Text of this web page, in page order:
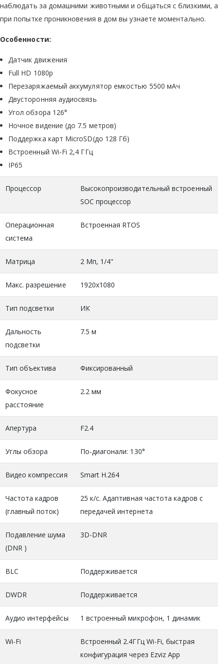
наблюдать за домашними животными и общаться с близкими, а
при попытке проникновения в дом вы узнаете моментально.
Особенности:
Датчик движения
Full HD 1080p
Перезаряжаемый аккумулятор емкостью 5500 мАч
Двусторонняя аудиосвязь
Угол обзора 126°
Ночное видение (до 7.5 метров)
Поддержка карт MicroSD(до 128 Гб)
Встроенный Wi-Fi 2,4 ГГц
IP65
Процессор
Высокопроизводительный встроенный
SOC процессор
Операционная
система
Встроенная RTOS
Матрица 2 Мп, 1/4"
Макс. разрешение 1920x1080
Тип подсветки ИК
Дальность
подсветки
7.5 м
Тип объектива Фиксированный
Фокусное
расстояние
2.2 мм
Апертура F2.4
Углы обзора По-диагонали: 130°
Видео компрессия Smart H.264
Частота кадров
(главный поток)
25 к/с. Адаптивная частота кадров с
передачей интернета
Подавление шума
(DNR )
3D-DNR
BLC Поддерживается
DWDR Поддерживается
Аудио интерфейсы 1 встроенный микрофон, 1 динамик
Wi-Fi
Встроенный 2.4ГГц Wi-Fi, быстрая
конфигурация через Ezviz App